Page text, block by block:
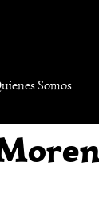
Somos